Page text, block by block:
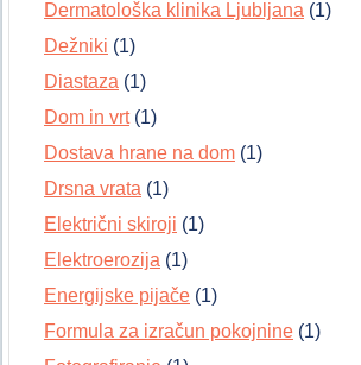
Dermatološka klinika Ljubljana (1)
Dežniki (1)
Diastaza (1)
Dom in vrt(1)
Dostava hrane na dom (1)
Drsna vrata (1)
Električni skiroji (1)
Elektroerozija (1)
Energijske pijače (1)
Formula za izračun pokojnine (1)